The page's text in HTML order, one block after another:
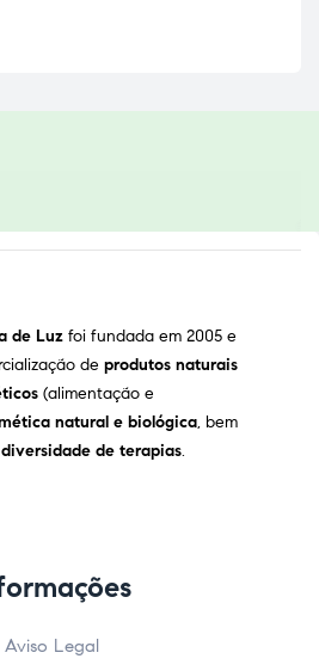
de Luz foi fundada em 2005 e
de produtos naturais
(alimentação e
natural e biológica, bem
diversidade de terapias.
Aviso Legal